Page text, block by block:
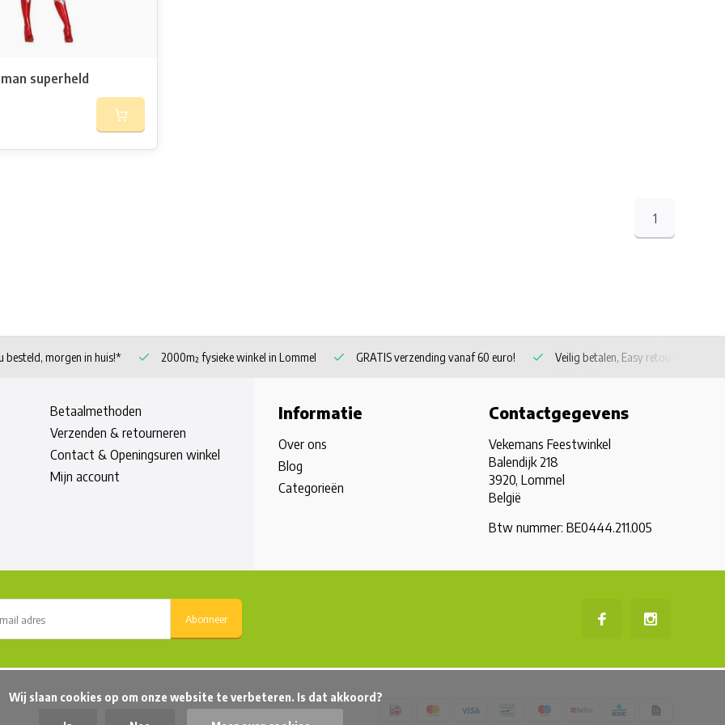
superheld
1
Voor 15u besteld, morgen in huis!* 2000m² fysieke winkel in Lommel GRATIS verzending vanaf 60 euro! Veilig betalen, Easy
Betaalmethoden
Verzenden & retourneren
Contact & Openingsuren winkel
Mijn account
Informatie
Over ons
Blog
Categorieën
Contactgegevens
Vekemans Feestwinkel
Balendijk 218
3920, Lommel
België
Btw nummer: BE0444.211.005
Abonneer